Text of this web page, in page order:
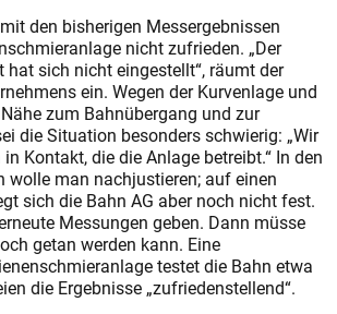
den bisherigen Messergebnissen
nicht zufrieden. „Der
sich nicht eingestellt“, räumt der
ein. Wegen der Kurvenlage und
zum Bahnübergang und zur
die Situation besonders schwierig: „Wir
Kontakt, die die Anlage betreibt.“ In den
wolle man nachjustieren; auf einen
sich die Bahn AG aber noch nicht fest.
Messungen geben. Dann müsse
getan werden kann. Eine
testet die Bahn etwa
die Ergebnisse „zufriedenstellend“.